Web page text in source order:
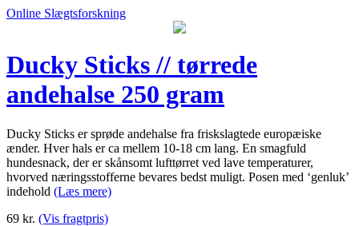
Online Slægtsforskning
Ducky Sticks // tørrede
andehalse 250 gram
Ducky Sticks er sprøde andehalse fra friskslagtede europæiske
ænder. Hver hals er ca mellem 10-18 cm lang. En smagfuld
hundesnack, der er skånsomt lufttørret ved lave temperaturer,
hvorved næringsstofferne bevares bedst muligt. Posen med ‘genluk’
indehold (Læs mere)
69 kr. (Vis fragtpris)